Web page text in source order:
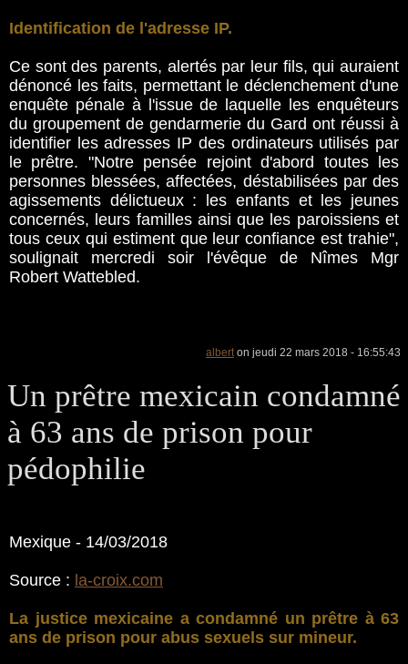
Identification de l'adresse IP.
Ce sont des parents, alertés par leur fils, qui auraient
dénoncé les faits, permettant le déclenchement d'une
enquête pénale à l'issue de laquelle les enquêteurs
du groupement de gendarmerie du Gard ont réussi à
identifier les adresses IP des ordinateurs utilisés par
le prêtre. "Notre pensée rejoint d'abord toutes les
personnes blessées, affectées, déstabilisées par des
agissements délictueux : les enfants et les jeunes
concernés, leurs familles ainsi que les paroissiens et
tous ceux qui estiment que leur confiance est trahie",
soulignait mercredi soir l'évêque de Nîmes Mgr
Robert Wattebled.
alberton jeudi 22 mars 2018 - 16:55:43
Un prêtre mexicain condamné
à 63 ans de prison pour
pédophilie
Mexique - 14/03/2018
Source : la-croix.com
La justice mexicaine a condamné un prêtre à 63
ans de prison pour abus sexuels sur mineur.